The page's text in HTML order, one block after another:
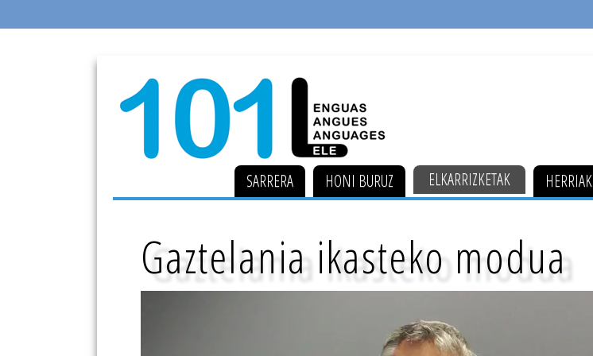
SARRERA HONI BURUZ ELKARRIZKETAK HERRIAK
Gaztelania ikasteko modua